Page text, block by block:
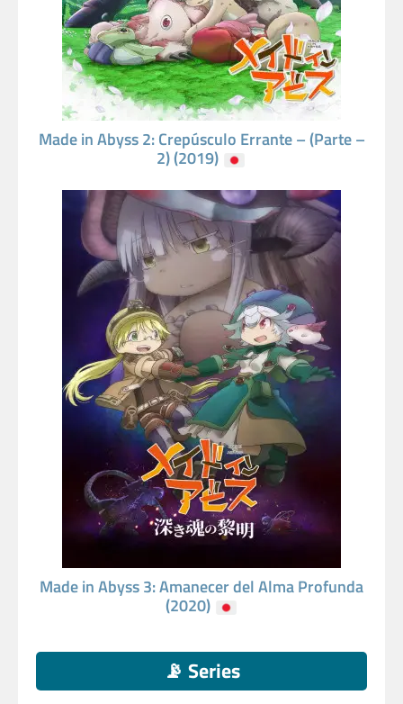
Made in Abyss 2: Crepúsculo Errante – (Parte –
2) (2019)
Made in Abyss 3: Amanecer del Alma Profunda
(2020)
📡 Series